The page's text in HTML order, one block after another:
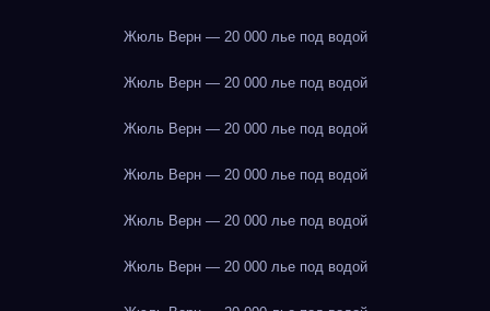
Жюль Верн — 20 000 лье под водой
Жюль Верн — 20 000 лье под водой
Жюль Верн — 20 000 лье под водой
Жюль Верн — 20 000 лье под водой
Жюль Верн — 20 000 лье под водой
Жюль Верн — 20 000 лье под водой